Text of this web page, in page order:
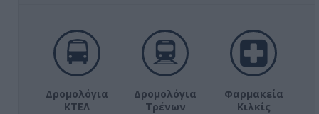
Δρομολόγια
ΚΤΕΛ
Δρομολόγια
Τρένων
Φαρμακεία
Κιλκίς